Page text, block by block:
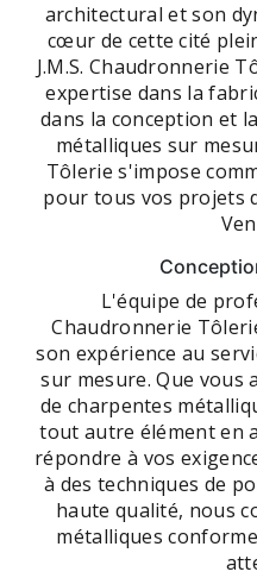
architectural et son
cœur de cette cité
J.M.S. Chaudronnerie
expertise dans la
dans la conception et
métalliques sur
Tôlerie s'impose
pour tous vos projets
L'équipe de
Chaudronnerie
son expérience au
sur mesure. Que vous
de charpentes
tout autre élément en
répondre à vos
à des techniques de
haute qualité, nous
métalliques